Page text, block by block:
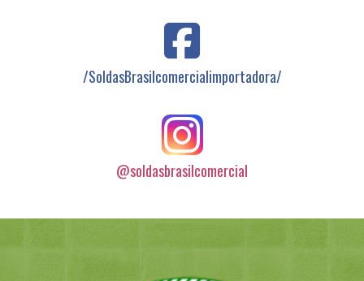
/SoldasBrasilcomercialimportadora/
@soldasbrasilcomercial